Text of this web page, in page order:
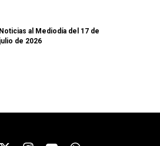
Noticias al Mediodía del 17 de
julio de 2026